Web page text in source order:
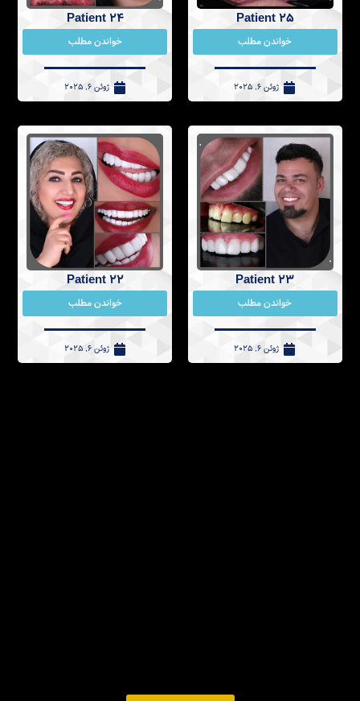
Patient 25
خواندن مطلب
Patient 24
خواندن مطلب
Patient 23
خواندن مطلب
Patient 22
خواندن مطلب